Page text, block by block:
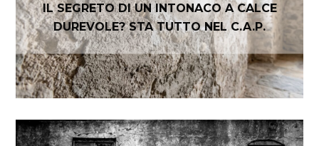
IL SEGRETO DI UN INTONACO A CALCE
DUREVOLE? STA TUTTO NEL C.A.P.